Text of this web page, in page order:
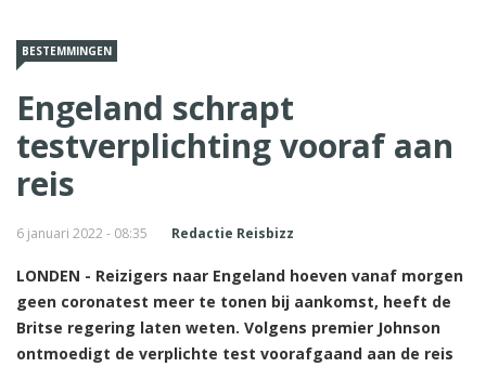
BESTEMMINGEN
Engeland schrapt
testverplichting vooraf aan
reis
6 januari 2022 - 08:35 Redactie Reisbizz
LONDEN - Reizigers naar Engeland hoeven vanaf morgen
geen coronatest meer te tonen bij aankomst, heeft de
Britse regering laten weten. Volgens premier Johnson
ontmoedigt de verplichte test voorafgaand aan de reis